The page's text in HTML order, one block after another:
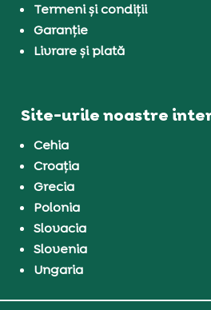
Termeni și condiții
Garanție
Livrare și plată
Site-urile noastre
Cehia
Croația
Grecia
Polonia
Slovacia
Slovenia
Ungaria